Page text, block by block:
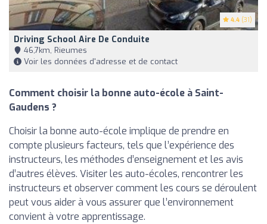
4.4 (31)
Driving School Aire De Conduite
46,7km, Rieumes
Voir les données d'adresse et de contact
Comment choisir la bonne auto-école à Saint-
Gaudens ?
Choisir la bonne auto-école implique de prendre en
compte plusieurs facteurs, tels que l’expérience des
instructeurs, les méthodes d’enseignement et les avis
d’autres élèves. Visiter les auto-écoles, rencontrer les
instructeurs et observer comment les cours se déroulent
peut vous aider à vous assurer que l’environnement
convient à votre apprentissage.